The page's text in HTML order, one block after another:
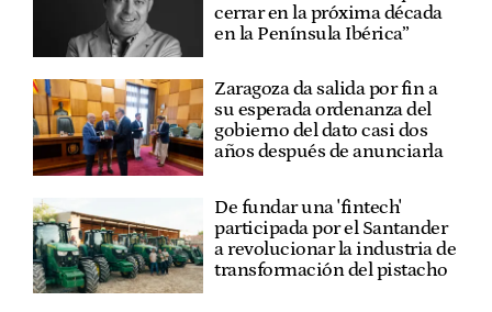
cerrar en la próxima década
en la Península Ibérica”
Zaragoza da salida por fin a
su esperada ordenanza del
gobierno del dato casi dos
años después de anunciarla
De fundar una 'fintech'
participada por el Santander
a revolucionar la industria de
transformación del pistacho